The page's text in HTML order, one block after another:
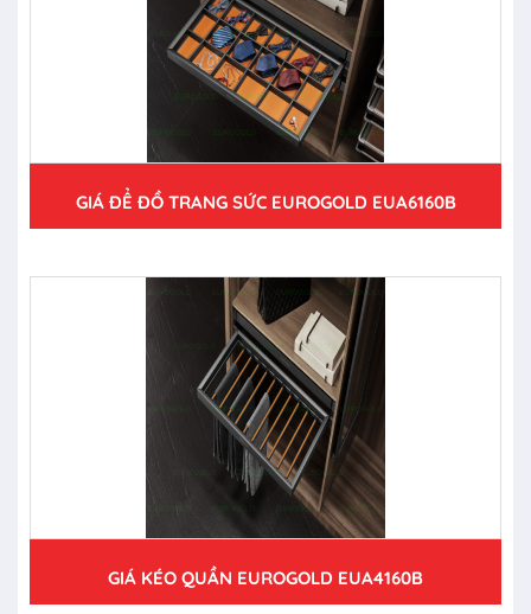
GIÁ ĐỂ ĐỒ TRANG SỨC EUROGOLD EUA6160B
GIÁ KÉO QUẦN EUROGOLD EUA4160B